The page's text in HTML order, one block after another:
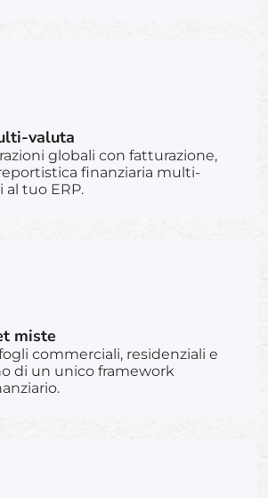
valuta
globali con fatturazione,
finanziaria multi-
al tuo ERP.
miste
commerciali, residenziali e
di un unico framework